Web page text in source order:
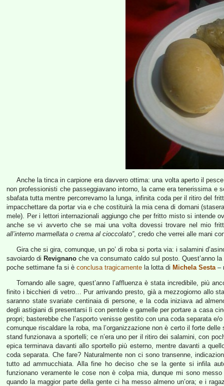
Anche la tinca in carpione era davvero ottima: una volta aperto il
non professionisti che passeggiavano intorno, la carne era tenerissima e
sbafata tutta mentre percorrevamo la lunga, infinita coda per il ritiro del
impacchettare da portar via e che costituirà la mia cena di domani
mele). Per i lettori internazionali aggiungo che per fritto misto si intende
anche se vi avverto che se mai una volta dovessi trovare nel mio
all’interno marmellata o crema al cioccolato”, credo che verrei alle mani
Gira che si gira, comunque, un po’ di roba si porta via: i salamini
savoiardo di Revignano che va consumato caldo sul posto. Quest’anno
poche settimane fa si è conclusa tragicamente la lotta di Michela Sesta–
Tornando alle sagre, quest’anno l’affluenza è stata incredibile, più
finito i bicchieri di vetro… Pur arrivando presto, già a mezzogiorno allo
saranno state svariate centinaia di persone, e la coda iniziava ad
degli astigiani di presentarsi lì con pentole e gamelle per portare a casa
propri; basterebbe che l’asporto venisse gestito con una coda separata
comunque riscaldare la roba, ma l’organizzazione non è certo il forte
stand funzionava a sportelli; ce n’era uno per il ritiro dei salamini, con
epica terminava davanti allo sportello più esterno, mentre davanti a
coda separata. Che fare? Naturalmente non ci sono transenne,
tutto ad ammucchiata. Alla fine ho deciso che se la gente si infila
funzionano veramente le cose non è colpa mia, dunque mi sono
quando la maggior parte della gente ci ha messo almeno un’ora; e i